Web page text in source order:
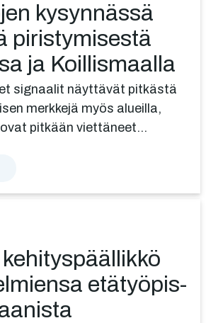
kysyn­näs­sä
piris­ty­mi­ses­tä
ja Koillismaalla
signaalit näyttävät pitkästä
merkkejä myös alueilla,
pitkään viettäneet…
etätyö­pis­